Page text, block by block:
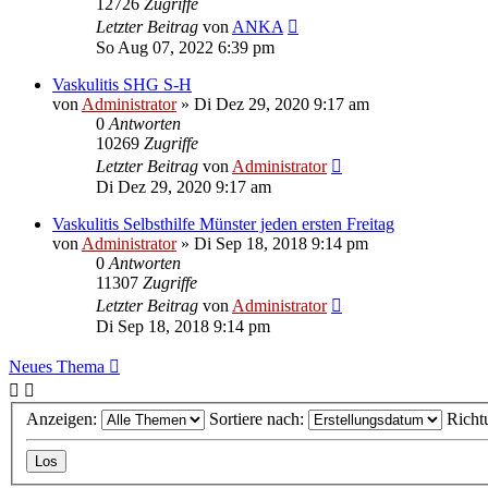
Letzter Beitrag von ANKA
So Aug 07, 2022 6:39 pm
Vaskulitis SHG S-H
von Administrator» Di Dez 29, 2020 9:17 am
0 Antworten
10269 Zugriffe
Letzter Beitrag von Administrator
Di Dez 29, 2020 9:17 am
Vaskulitis Selbsthilfe Münster jeden ersten Freitag
von Administrator» Di Sep 18, 2018 9:14 pm
0 Antworten
11307 Zugriffe
Letzter Beitrag von Administrator
Di Sep 18, 2018 9:14 pm
Neues Thema
Anzeigen: Sortiere nach: